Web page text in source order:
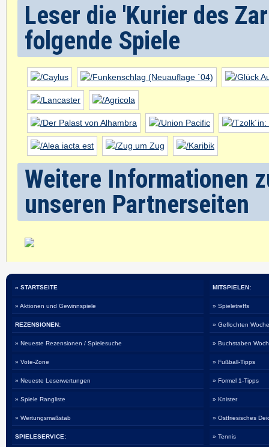
Leser die 'Kurier des
folgende Spiele
Weitere Informationen
unseren Partnerseiten
» STARTSEITE
» Aktionen und Gewinnspiele
REZENSIONEN:
» Neueste Rezensionen / Spielesuche
» Vote-Zone
» Neueste Leserwertungen
» Spiele Rangliste
» Wertungsmaßstab
SPIELESERVICE:
MITSPIELEN:
» Spieletreffs
» Geflochten
» Buchstaben
» Fußball-Tipps
» Formel 1-Tipps
» Knister
» Ostfriesisches
» Tennis